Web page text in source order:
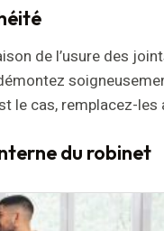
de l’usure des
le cas, remplacez-
du robinet